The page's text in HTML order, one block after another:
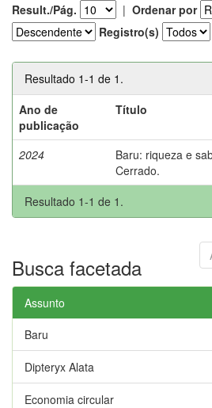
Result./Pág. | Ordenar por
Registro(s)
Resultado 1-1 de 1.
Ano de
publicação
Título
2024
Baru: riqueza e
Cerrado.
Resultado 1-1 de 1.
Busca facetada
Assunto
Baru
Dipteryx Alata
Economia circular